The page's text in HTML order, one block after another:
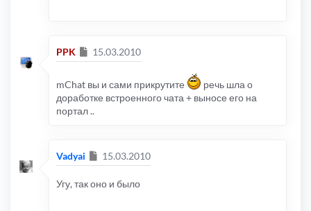
PPK Сообщение
15.03.2010
mChat вы и сами прикрутите
речь шла о
доработке встроенного чата + выносе его на
портал ..
Vadyai Сообщение
15.03.2010
Угу, так оно и было